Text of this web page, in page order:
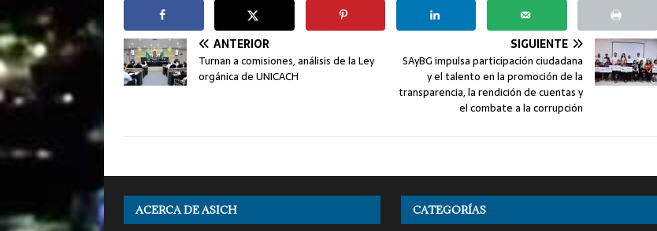
ANTERIOR
Turnan a comisiones, análisis de la Ley
orgánica de UNICACH
SIGUIENTE
SAyBG impulsa participación ciudadana
y el talento en la promoción de la
transparencia, la rendición de cuentas y
el combate a la corrupción
ACERCA DE ASICH CATEGORÍAS